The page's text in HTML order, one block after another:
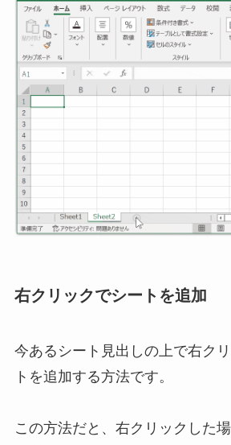
右クリックでシートを追加
今あるシート見出しの上で右ク
トを追加する方法です。
この方法だと、右クリックした